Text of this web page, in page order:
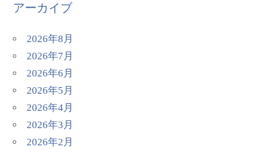
アーカイブ
2026年8月
2026年7月
2026年6月
2026年5月
2026年4月
2026年3月
2026年2月